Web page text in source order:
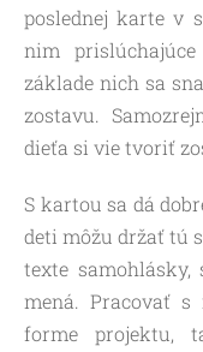
poslednej karte v
nim
základe nich sa
zostavu.
dieťa si vie tvoriť
S kartou sa dá
deti môžu držať tú
texte samohlásky,
mená. Pracovať
forme projektu,